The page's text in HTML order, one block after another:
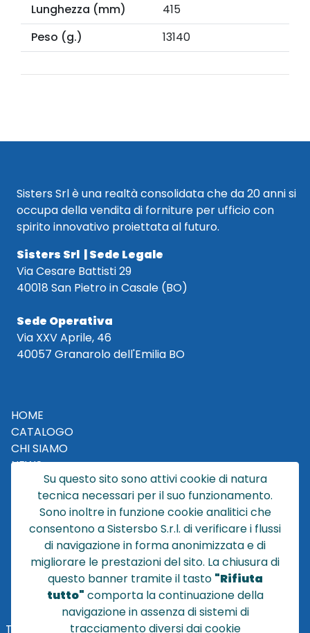
Lunghezza (mm)
415
Peso (g.)
13140
Sisters Srl è una realtà consolidata che da 20 anni si
occupa della vendita di forniture per ufficio con
spirito innovativo proiettata al futuro.
Sisters Srl | Sede Legale
Via Cesare Battisti 29
40018 San Pietro in Casale (BO)
Sede Operativa
Via XXV Aprile, 46
40057 Granarolo dell'Emilia BO
HOME
CATALOGO
CHI SIAMO
NEWS
CONTATTACI
CONDIZIONI DI VENDITA
POLICY PRIVACY
NOTE LEGALI
Cookie
TEL +39 051 320210
Su questo sito sono attivi cookie di natura
tecnica necessari per il suo funzionamento.
Sono inoltre in funzione cookie analitici che
consentono a Sistersbo S.r.l. di verificare i flussi
di navigazione in forma anonimizzata e di
migliorare le prestazioni del sito. La chiusura di
questo banner tramite il tasto "Rifiuta
tutto" comporta la continuazione della
navigazione in assenza di sistemi di
tracciamento diversi dai cookie